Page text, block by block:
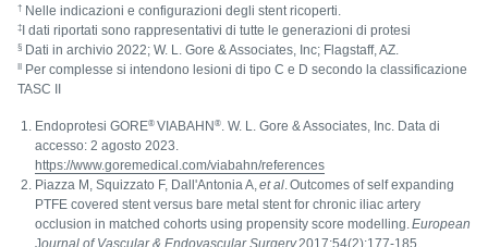
† Nelle indicazioni e configurazioni degli stent ricoperti.
‡ I dati riportati sono rappresentativi di tutte le generazioni di protesi
§ Dati in archivio 2022; W. L. Gore & Associates, Inc; Flagstaff, AZ.
II Per complesse si intendono lesioni di tipo C e D secondo la classificazione
TASC II
Endoprotesi GORE® VIABAHN ®. W. L. Gore & Associates, Inc. Data di
accesso: 2 agosto 2023.
https://www.goremedical.com/viabahn/references
Piazza M, Squizzato F, Dall'Antonia A,et al. Outcomes of self expanding
PTFE covered stent versus bare metal stent for chronic iliac artery
occlusion in matched cohorts using propensity score modelling.European
Journal of Vascular & Endovascular Surgery2017;54(2):177-185.